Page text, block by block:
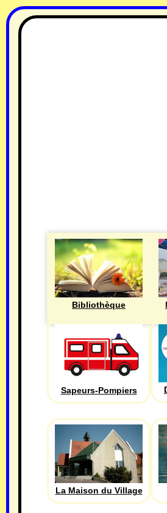
Bibliothèque
Sapeurs-Pompiers
La Maison du Village